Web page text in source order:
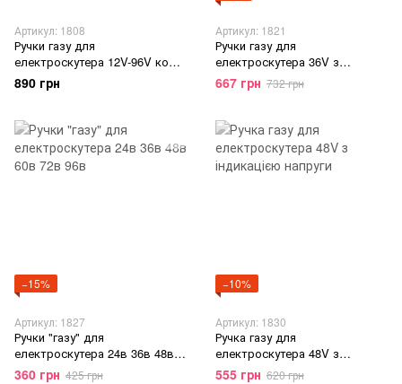
Артикул: 1808
Ручки газу для
електроскутера 12V-96V колір
сірий
890 грн
Артикул: 1821
Ручки газу для
електроскутера 36V з
індикацією напруги та замком
увімкнення
667 грн 732 грн
−15%
Артикул: 1827
Ручки "газу" для
електроскутера 24в 36в 48в
60в 72в 96в
360 грн 425 грн
−10%
Артикул: 1830
Ручка газу для
електроскутера 48V з
індикацією напруги
555 грн 620 грн